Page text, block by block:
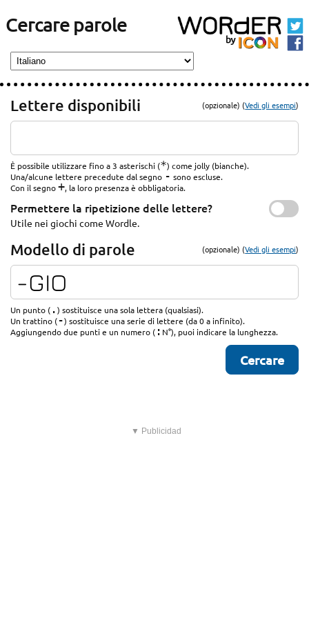
Cercare parole
Lettere disponibili (opzionale) (Vedi gli esempi)
È possibile utilizzare fino a 3 asterischi (*) come jolly (bianche).
Una/alcune lettere precedute dal segno - sono escluse.
Con il segno+, la loro presenza è obbligatoria.
Permettere la ripetizione delle lettere?
Utile nei giochi come Wordle.
Modello di parole (opzionale) (Vedi gli esempi)
Un punto (.) sostituisce una sola lettera (qualsiasi).
Un trattino (-) sostituisce una serie di lettere (da 0 a infinito).
Aggiungendo due punti e un numero (: N°), puoi indicare la lunghezza.
▼ Publicidad